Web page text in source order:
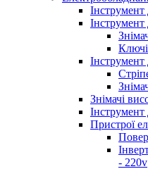
Інструмент
Інструмент
Ключі
Інструмент
Знімачі
Пристрої
- 220v